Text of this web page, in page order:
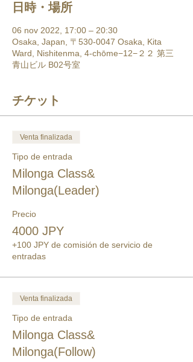
日時・場所
06 nov 2022, 17:00 – 20:30
Osaka, Japan, 〒530-0047 Osaka, Kita
Ward, Nishitenma, 4-chōme−12−２２ 第三
青山ビル B02号室
チケット
Venta finalizada
Tipo de entrada
Milonga Class&
Milonga(Leader)
Precio
4000 JPY
+100 JPY de comisión de servicio de
entradas
Venta finalizada
Tipo de entrada
Milonga Class&
Milonga(Follow)